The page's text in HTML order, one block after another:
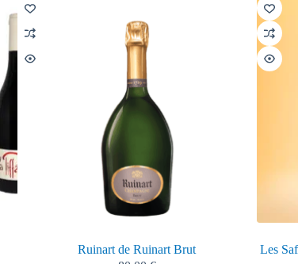
Ruinart de Ruinart Brut
Les